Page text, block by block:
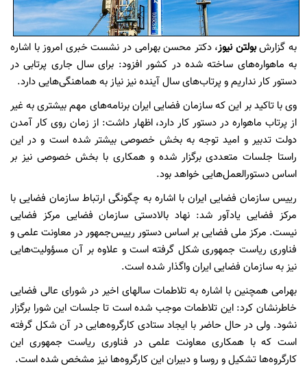
به گزارشبولتن نیوز، دکتر محسن بهرامی در نشست خبری امروز با اشاره
به ماهواره‌های ساخته شده در کشور افزود: برای سال جاری پرتابی در
دستور کار نداریم و پرتاب‌های سال آینده نیز نیاز به هماهنگی‌هایی دارد.
وی با تاکید بر این که سازمان فضایی ایران برنامه‌های مهم بیشتری به غیر
از پرتاب ماهواره در دستور کار دارد، اظهار داشت: از زمان روی کار آمدن
دولت تدبیر و امید توجه به بخش خصوصی بیشتر شده است و در این
راستا جلسات متعددی برگزار شده و همکاری با بخش خصوصی نیز بر
اساس دستورالعمل‌هایی خواهد بود.
رییس سازمان فضایی ایران با اشاره به چگونگی ارتباط سازمان فضایی با
مرکز فضایی یادآور شد: نهاد بالادستی سازمان فضایی مرکز فضایی
نیست. مرکز ملی فضایی بر اساس دستور رییس‌جمهور در معاونت علمی و
فناوری ریاست جمهوری شکل گرفته است و علاوه بر آن مسؤولیت‌هایی
نیز به سازمان فضایی ایران واگذار شده است.
بهرامی همچنین با اشاره به تلاطمات سالهای اخیر در شورای عالی فضایی
خاطرنشان کرد: این تلاطمات موجب شده است تا جلسات این شورا برگزار
نشود. ولی در حال حاضر با ایجاد ستادی کارگروه‌هایی در آن شکل گرفته
است که با همکاری معاونت علمی در فناوری ریاست جمهوری این
کارگروه‌ها تشکیل و روسا و دبیران این کارگروه‌ها نیز مشخص شده است.